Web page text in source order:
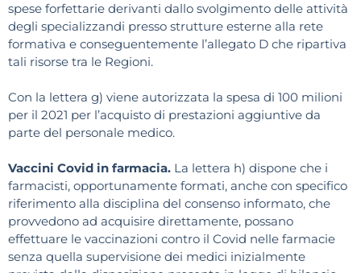
spese forfettarie derivanti dallo svolgimento delle attività
degli specializzandi presso strutture esterne alla rete
formativa e conseguentemente l’allegato D che ripartiva
tali risorse tra le Regioni.
Con la lettera g) viene autorizzata la spesa di 100 milioni
per il 2021 per l’acquisto di prestazioni aggiuntive da
parte del personale medico.
Vaccini Covid in farmacia. La lettera h) dispone che i
farmacisti, opportunamente formati, anche con specifico
riferimento alla disciplina del consenso informato, che
provvedono ad acquisire direttamente, possano
effettuare le vaccinazioni contro il Covid nelle farmacie
senza quella supervisione dei medici inizialmente